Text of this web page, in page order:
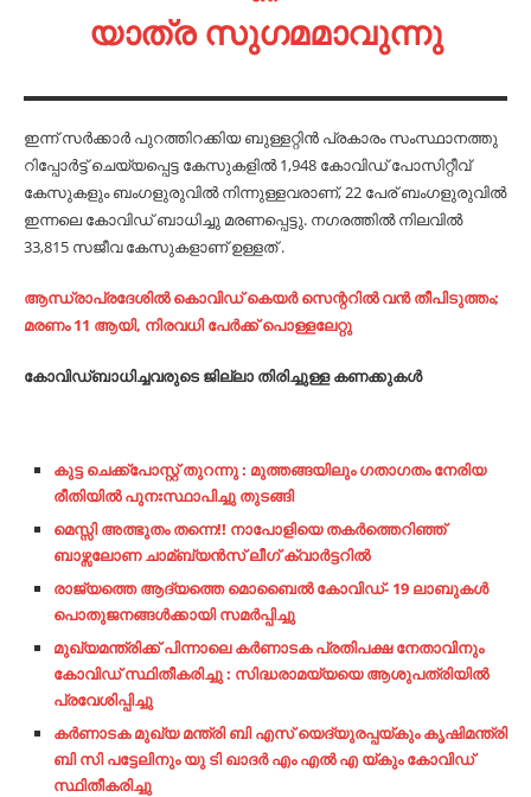
യാത്ര സുഗമമാവുന്നു
ഇന്ന് സർക്കാർ പുറത്തിറക്കിയ ബുള്ളറ്റിൻ പ്രകാരം സംസ്ഥാനത്തു
റിപ്പോർട്ട് ചെയ്യപ്പെട്ട കേസുകളിൽ 1,948 കോവിഡ് പോസിറ്റീവ്
കേസുകളും ബംഗളുരുവിൽ നിന്നുള്ളവരാണ്, 22 പേര് ബംഗളുരുവിൽ
ഇന്നലെ കോവിഡ് ബാധിച്ചു മരണപ്പെട്ടു. നഗരത്തിൽ നിലവിൽ
33,815 സജീവ കേസുകളാണ് ഉള്ളത് .
ആന്ധ്രാപ്രദേശില്‍ കൊവിഡ് കെയര്‍ സെന്ററില്‍ വന്‍ തീപിടുത്തം;
മരണം 11 ആയി, നിരവധി പേര്‍ക്ക് പൊള്ളലേറ്റു
കോവിഡ്ബാധിച്ചവരുടെ ജില്ലാ തിരിച്ചുള്ള കണക്കുകൾ
കുട്ട ചെക്ക്പോസ്റ്റ് തുറന്നു : മുത്തങ്ങയിലും ഗതാഗതം നേരിയ
രീതിയിൽ പുനഃസ്ഥാപിച്ചു തുടങ്ങി
മെസ്സി അത്ഭുതം തന്നെ!! നാപോളിയെ തകര്‍ത്തെറിഞ്ഞ്
ബാഴ്സലോണ ചാമ്ബ്യന്‍സ് ലീഗ് ക്വാര്‍ട്ടറില്‍
രാജ്യത്തെ ആദ്യത്തെ മൊബൈൽ കോവിഡ്- 19 ലാബുകൾ
പൊതുജനങ്ങൾക്കായി സമർപ്പിച്ചു
മുഖ്യമന്ത്രിക്ക് പിന്നാലെ കർണാടക പ്രതിപക്ഷ നേതാവിനും
കോവിഡ് സ്ഥിതീകരിച്ചു : സിദ്ധരാമയ്യയെ ആശുപത്രിയിൽ
പ്രവേശിപ്പിച്ചു
കർണാടക മുഖ്യ മന്ത്രി ബി എസ് യെദ്യുരപ്പയ്കും കൃഷിമന്ത്രി
ബി സി പട്ടേലിനും യു ടി ഖാദർ എം എൽ എ യ്കും കോവിഡ്
സ്ഥിതീകരിച്ചു